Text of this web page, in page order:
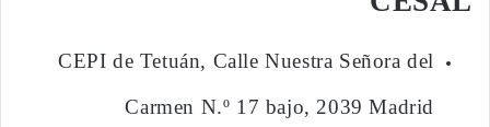
CESAL
CEPI de Tetuán, Calle Nuestra Señora del
Carmen N.º 17 bajo, 2039 Madrid